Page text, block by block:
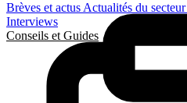
Brèves et actus Actualités du secteur
Interviews
Conseils et Guides